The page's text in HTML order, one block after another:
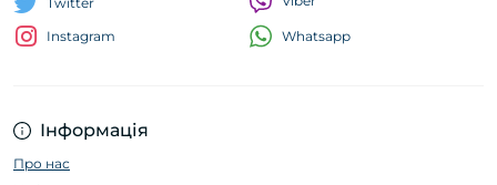
Інформація
Про нас
Instagram
Whatsapp